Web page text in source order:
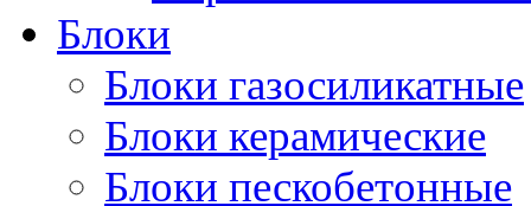
Блоки
Блоки газосиликатные
Блоки керамические
Блоки пескобетонные